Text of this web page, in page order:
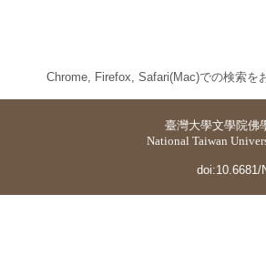
Chrome, Firefox, Safari(Mac)での検索を
臺灣大學文學院佛
National Taiwan
doi:10.6681/